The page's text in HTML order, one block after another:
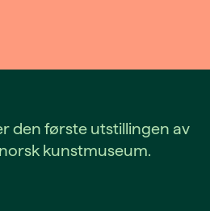
den første utstillingen av
kunstmuseum.